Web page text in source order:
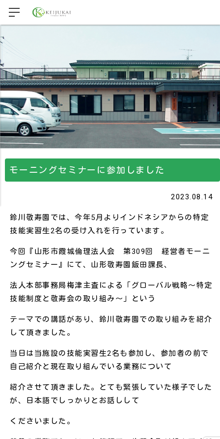
モーニングセミナーに参加しました
2023.08.14
鈴川敬寿園では、今年5月よりインドネシアからの特定
技能実習生2名の受け入れを行っています。
今回『山形市霞城倫理法人会 第309回 経営者モーニ
ングセミナー』にて、山形敬寿園飯田課長、
法人本部事務局梅津主査による「グローバル戦略～特定
技能制度と敬寿会の取り組み～」という
テーマでの講話があり、鈴川敬寿園での取り組みを紹介
して頂きました。
当日は当施設の技能実習生2名も参加し、参加者の前で
自己紹介と現在取り組んでいる業務について
紹介させて頂きました。とても緊張していた様子でした
が、日本語でしっかりとお話しして
くださいました。